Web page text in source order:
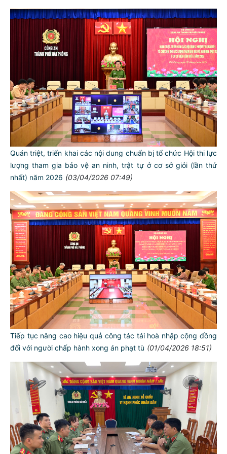
Quán triệt, triển khai các nội dung chuẩn bị tổ chức Hội thi lực
lượng tham gia bảo vệ an ninh, trật tự ở cơ sở giỏi (lần thứ
nhất) năm 2026 (03/04/2026 07:49)
Tiếp tục nâng cao hiệu quả công tác tái hoà nhập cộng đồng
đối với người chấp hành xong án phạt tù (01/04/2026 18:51)